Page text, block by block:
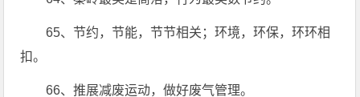
65、节约，节能，节节相关；环境，环保，环环相
扣。
66、推展减废运动，做好废气管理。